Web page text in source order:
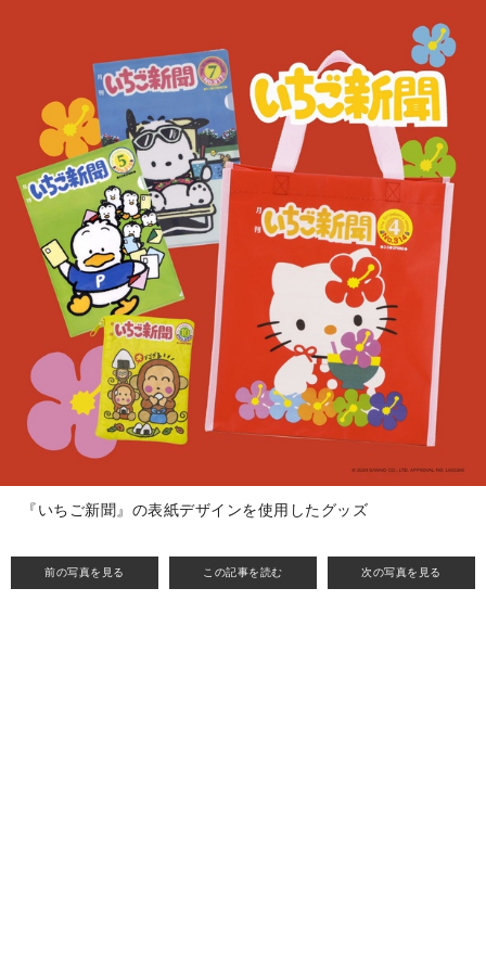
前の写真を見る この記事を読む 次の写真を見る
『いちご新聞』の表紙デザインを使用したグッズ